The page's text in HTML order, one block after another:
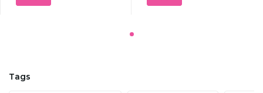
Tags